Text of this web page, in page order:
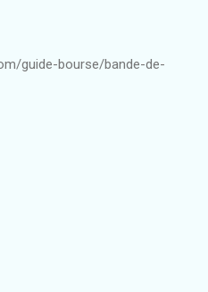
guide-bourse/bande-de-